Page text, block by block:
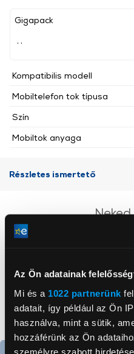
Az Ön adatainak
Mi és a 1022 partnerünk
adatait, így például az Ön
használva, mint a sütik,
hozzáférünk az Ön
személyre szabott
Gigapack
Kompatibilis modell
Mobiltelefon tok típusa
Szín
Mobiltok anyaga
Részletes ismertető